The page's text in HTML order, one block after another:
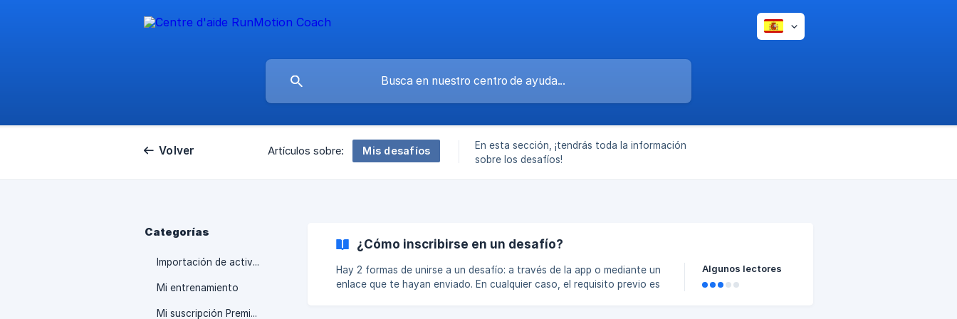
Volver Artículos sobre: Mis desafíos
En esta sección, ¡tendrás toda la información
sobre los desafíos!
Categorías
Importación de actividades y exportación de sesiones
Mi entrenamiento
Mi suscripción Premium
¿Cómo inscribirse en un desafío?
Hay 2 formas de unirse a un desafío: a través de la app o mediante un
enlace que te hayan enviado. En cualquier caso, el requisito previo es
Algunos lectores